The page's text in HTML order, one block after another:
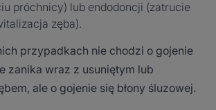
próchnicy) lub endodoncji (zatrucie
zęba).
przypadkach nie chodzi o gojenie
zanika wraz z usuniętym lub
ale o gojenie się błony śluzowej.